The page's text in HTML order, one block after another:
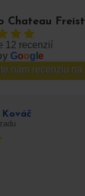
Chateau
12 recenzií
Goog e
nám recenziu na
Kováč